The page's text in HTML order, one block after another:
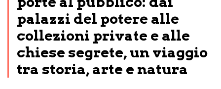
palazzi del potere alle
collezioni private e alle
chiese segrete, un viaggio
tra storia, arte e natura